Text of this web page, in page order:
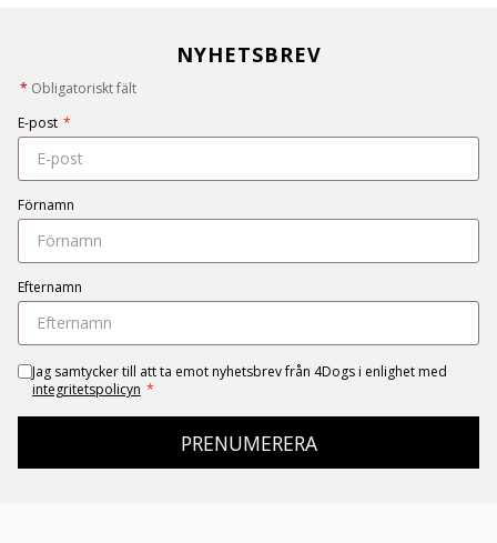
NYHETSBREV
* Obligatoriskt fält
E-post *
Förnamn
Efternamn
Jag samtycker till att ta emot nyhetsbrev från 4Dogs i enlighet med
integritetspolicyn *
PRENUMERERA